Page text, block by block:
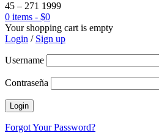
45 – 271 1999
0 items - $0
Your shopping cart is empty
Login / Sign up
Username
Contraseña
Forgot Your Password?